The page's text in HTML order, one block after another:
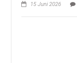
15 Juni 2026